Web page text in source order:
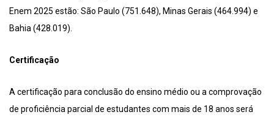
Enem 2025 estão: São Paulo (751.648), Minas Gerais (464.994) e
Bahia (428.019).
Certificação
A certificação para conclusão do ensino médio ou a comprovação
de proficiência parcial de estudantes com mais de 18 anos será